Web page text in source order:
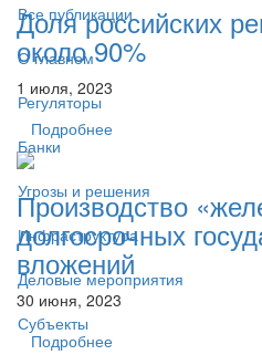
Все публикации
О главном
Регуляторы
Банки
Угрозы и решения
Инфраструктура
Деловые мероприятия
Субъекты
Доля российских
около 90%
1 июля, 2023
Подробнее
Производство
долгосрочных
вложений
30 июня, 2023
Подробнее